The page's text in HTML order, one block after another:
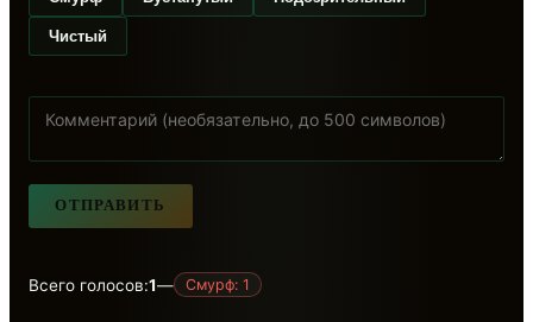
Чистый
ОТПРАВИТЬ
Всего голосов:1— Смурф: 1